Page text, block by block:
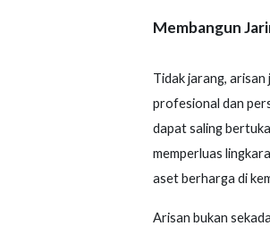
Membangun
Tidak jarang, arisan
profesional dan
dapat saling
memperluas
aset berharga di
Arisan bukan